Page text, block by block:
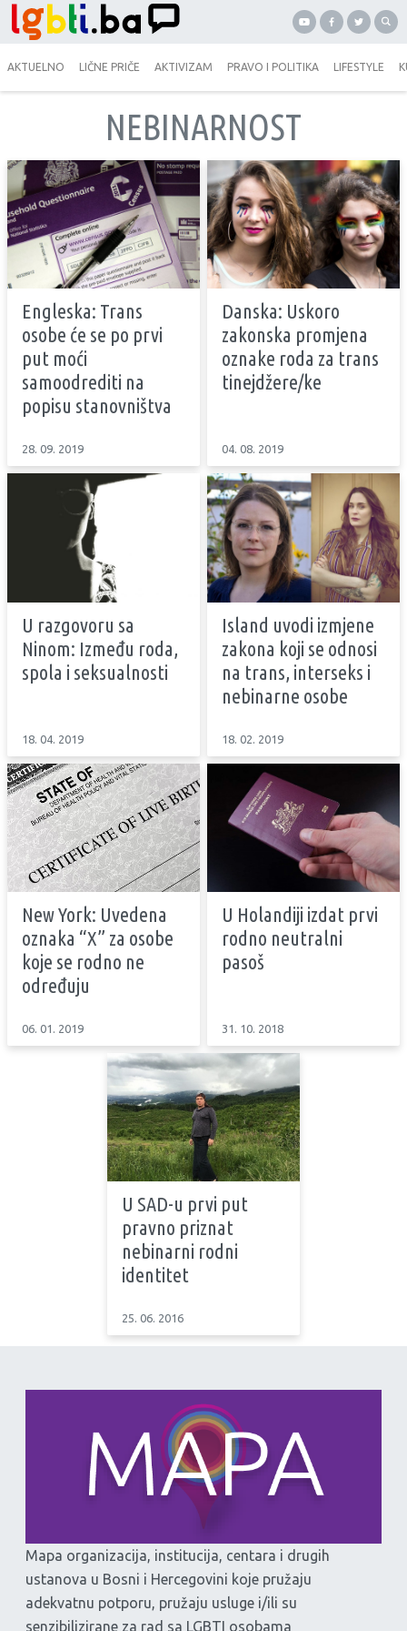
AKTUELNO LIČNE PRIČE AKTIVIZAM PRAVO I POLITIKA LIFESTYLE
NEBINARNOST
Engleska: Trans
osobe će se po prvi
put moći
samoodrediti na
popisu stanovništva
28. 09. 2019
Danska: Uskoro
zakonska promjena
oznake roda za trans
tinejdžere/ke
04. 08. 2019
U razgovoru sa
Ninom: Između roda,
spola i seksualnosti
18. 04. 2019
Island uvodi izmjene
zakona koji se odnosi
na trans, interseks i
nebinarne osobe
18. 02. 2019
New York: Uvedena
oznaka “X” za osobe
koje se rodno ne
određuju
06. 01. 2019
U Holandiji izdat prvi
rodno neutralni
pasoš
31. 10. 2018
U SAD-u prvi put
pravno priznat
nebinarni rodni
identitet
25. 06. 2016
Mapa organizacija, institucija, centara i drugih
ustanova u Bosni i Hercegovini koje pružaju
adekvatnu potporu, pružaju usluge i/ili su
senzibilizirane za rad sa LGBTI osobama